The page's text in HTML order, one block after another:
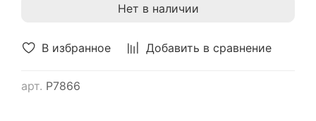
В избранное Добавить в сравнение
арт. Р7866
Нет в наличии